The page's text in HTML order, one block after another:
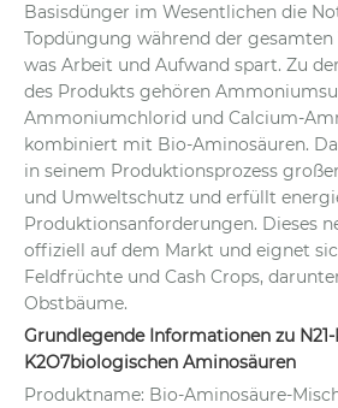
Basisdünger im Wesentlichen die
Topdüngung während der gesamten
was Arbeit und Aufwand spart. Zu
des Produkts gehören
Ammoniumchlorid und Calcium-
kombiniert mit Bio-Aminosäuren.
in seinem Produktionsprozess
und Umweltschutz und erfüllt
Produktionsanforderungen. Dieses
offiziell auf dem Markt und eignet
Feldfrüchte und Cash Crops,
Obstbäume.
Grundlegende Informationen zu N21-
K2O7biologischen Aminosäuren
Produktname: Bio-Aminosäure-